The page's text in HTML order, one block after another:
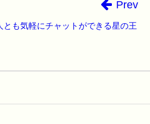
とも気軽にチャットができる星の王
Prev